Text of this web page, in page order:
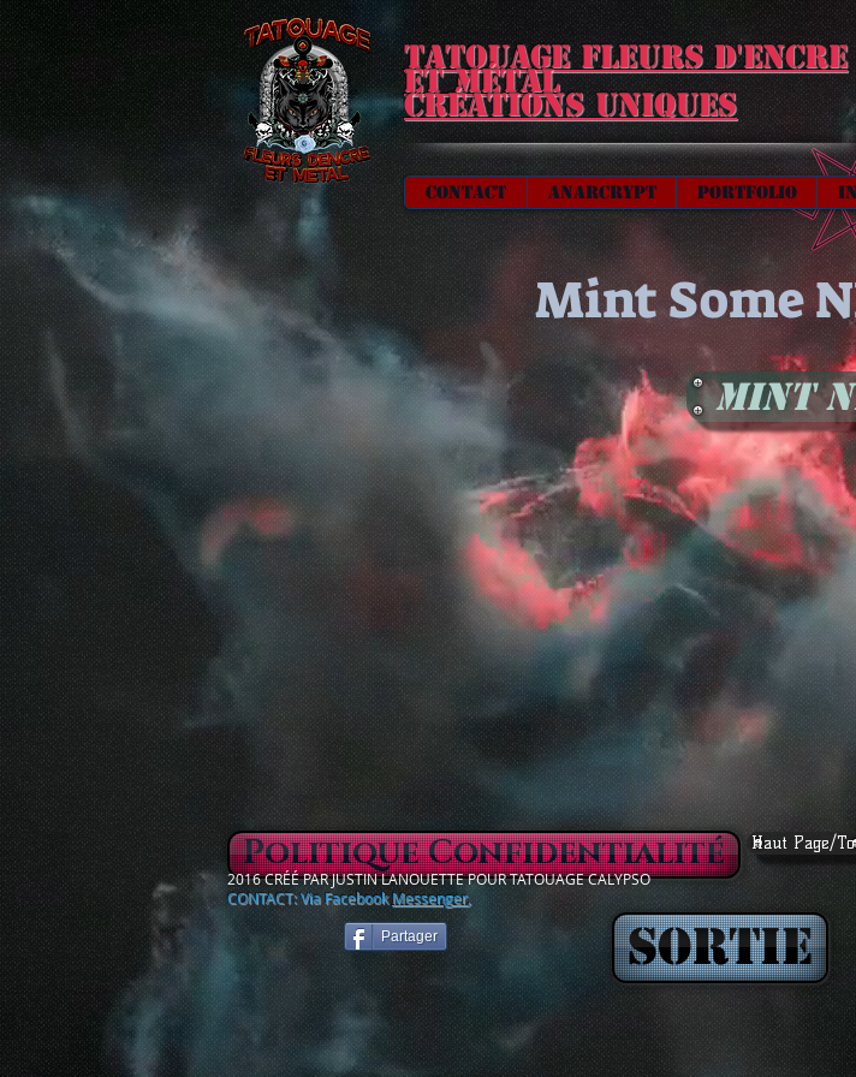
Tatouage Fleurs d'encre
et métal
Créations uniques
Contact Anarcrypt Portfolio
Mint Some
Mint
Politique Confidentialité Haut Page/
Partager
2016 CRÉÉ PAR JUSTIN LANOUETTE POUR TATOUAGE CALYPSO
CONTACT: Via FacebookMessenger,
Sortie